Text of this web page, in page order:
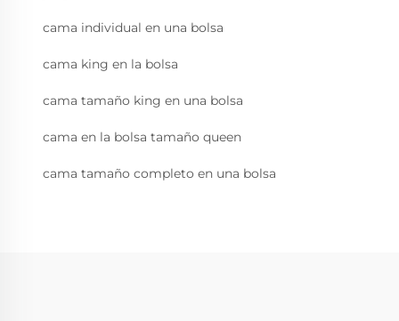
cama individual en una bolsa
cama king en la bolsa
cama tamaño king en una bolsa
cama en la bolsa tamaño queen
cama tamaño completo en una bolsa